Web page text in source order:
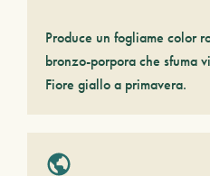
Produce un fogliame color
bronzo-porpora che sfuma
Fiore giallo a primavera.